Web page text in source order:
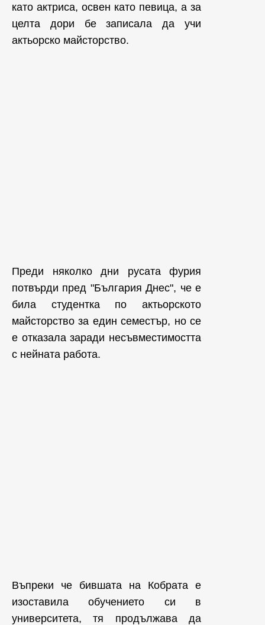
като актриса, освен като певица, а за
целта дори бе записала да учи
актьорско майсторство.
Преди няколко дни русата фурия
потвърди пред "България Днес", че е
била студентка по актьорското
майсторство за един семестър, но се
е отказала заради несъвместимостта
с нейната работа.
Въпреки че бившата на Кобрата е
изоставила обучението си в
университета, тя продължава да